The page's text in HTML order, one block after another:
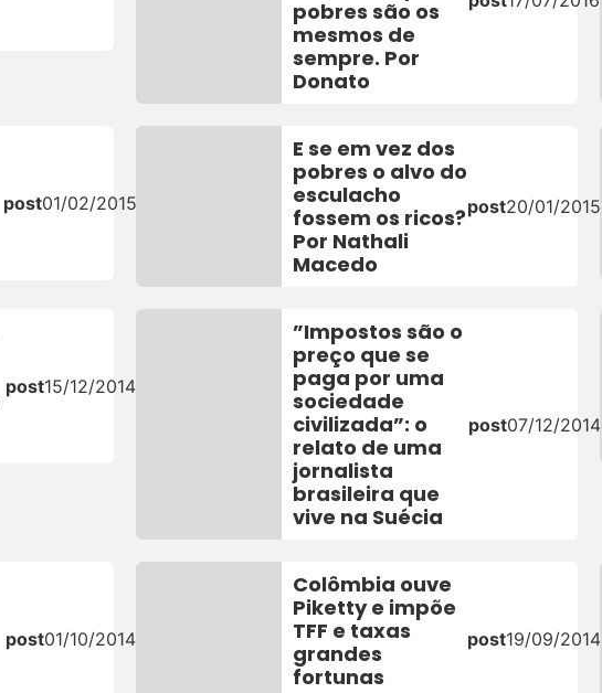
pobres são os
mesmos de
sempre. Por
Donato
post01/02/2015
E se em vez dos
pobres o alvo do
esculacho
fossem os ricos?
Por Nathali
Macedo
post20/01/2015
post15/12/2014
”Impostos são o
preço que se
paga por uma
sociedade
civilizada”: o
relato de uma
jornalista
brasileira que
vive na Suécia
post07/12/2014
post01/10/2014
Colômbia ouve
Piketty e impõe
TFF e taxas
grandes
fortunas
post19/09/2014